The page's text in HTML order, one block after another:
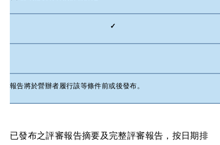
✓
報告將於營辦者履行該等條件前或後發布。
已發布之評審報告摘要及完整評審報告，按日期排